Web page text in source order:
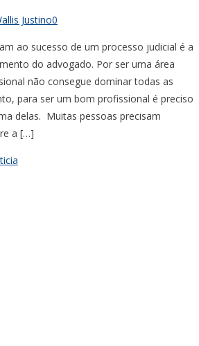
Justino0
ao sucesso de um processo judicial é a
do advogado. Por ser uma área
não consegue dominar todas as
para ser um bom profissional é preciso
delas. Muitas pessoas precisam
a […]